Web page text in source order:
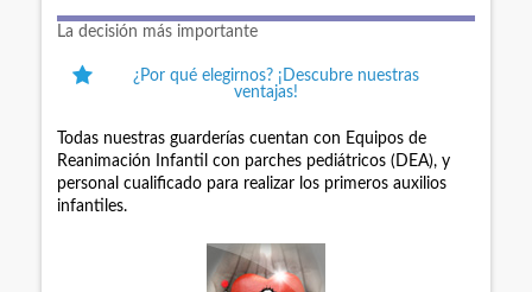
La decisión más importante
¿Por qué elegirnos? ¡Descubre nuestras
ventajas!
Todas nuestras guarderías cuentan con Equipos de
Reanimación Infantil con parches pediátricos (DEA), y
personal cualificado para realizar los primeros auxilios
infantiles.